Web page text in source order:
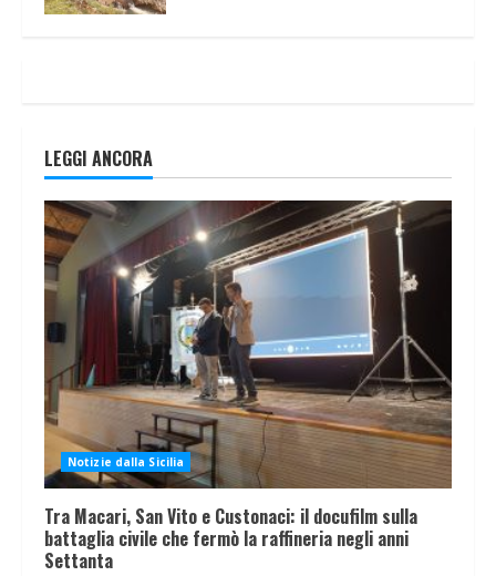
LEGGI ANCORA
Notizie dalla Sicilia
Tra Macari, San Vito e Custonaci: il docufilm sulla
battaglia civile che fermò la raffineria negli anni
Settanta